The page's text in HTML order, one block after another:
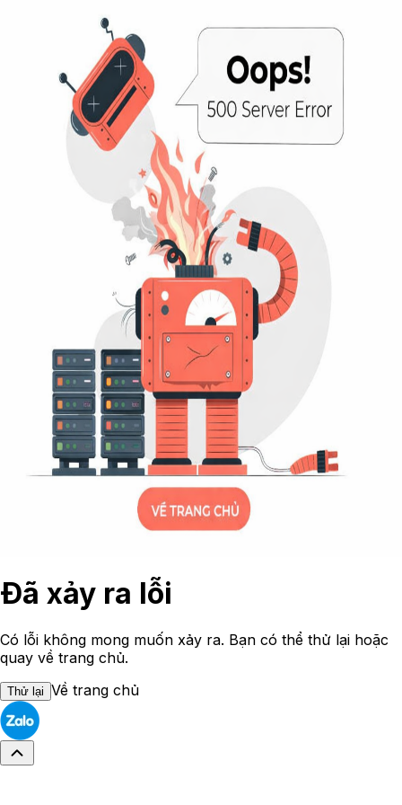
Đã xảy ra lỗi
Có lỗi không mong muốn xảy ra. Bạn có thể thử lại hoặc
quay về trang chủ.
Thử lại Về trang chủ